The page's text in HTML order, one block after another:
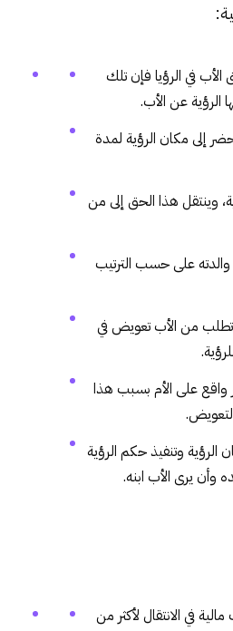
في الرؤيا فإن تلك
الرؤية عن الأب.
إلى مكان الرؤية لمدة
وينتقل هذا الحق إلى من
والدته على حسب الترتيب
تطلب من الأب تعويض في
على الأم بسبب هذا
الرؤية وتنفيذ حكم الرؤية
وأن يرى الأب ابنه.
في الانتقال لأكثر من